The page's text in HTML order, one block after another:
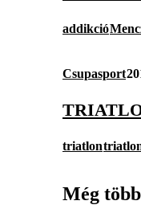
addikció
Csupasport
triatlon
Még